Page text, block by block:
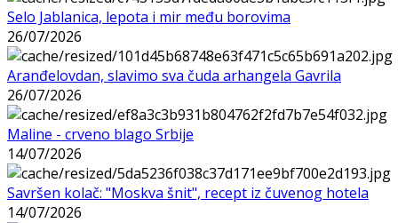
Selo Jablanica, lepota i mir među borovima
26/07/2026
Aranđelovdan, slavimo sva čuda arhangela Gavrila
26/07/2026
Maline - crveno blago Srbije
14/07/2026
Savršen kolač: "Moskva šnit", recept iz čuvenog hotela
14/07/2026